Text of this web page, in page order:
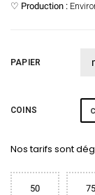
♡ Production :
PAPIER
COINS
Nos tarifs sont
50
75